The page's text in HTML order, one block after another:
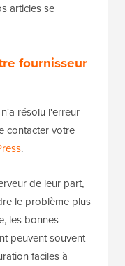
articles se
fournisseur
résolu l'erreur
contacter votre
.
de leur part,
le problème plus
les bonnes
peuvent souvent
faciles à